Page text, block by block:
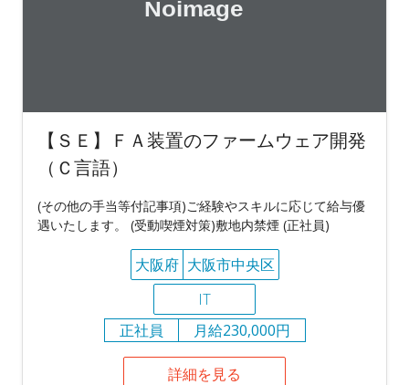
【ＳＥ】ＦＡ装置のファームウェア開発
（Ｃ言語）
(その他の手当等付記事項)ご経験やスキルに応じて給与優
遇いたします。 (受動喫煙対策)敷地内禁煙 (正社員)
大阪府 大阪市中央区
IT
正社員
月給230,000円
詳細を見る